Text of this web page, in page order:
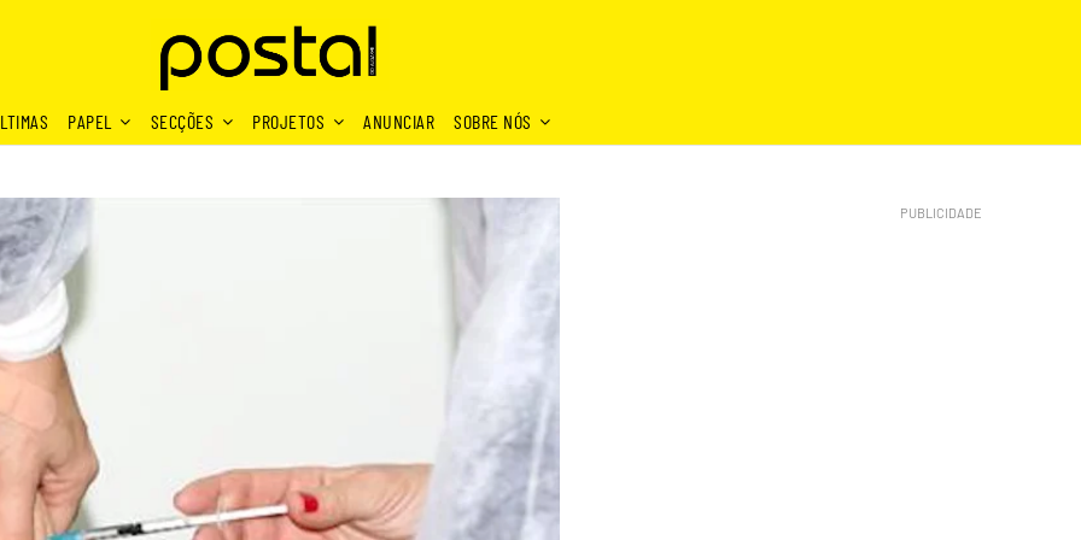
PAPEL SECÇÕES PROJETOS ANUNCIAR SOBRE NÓS